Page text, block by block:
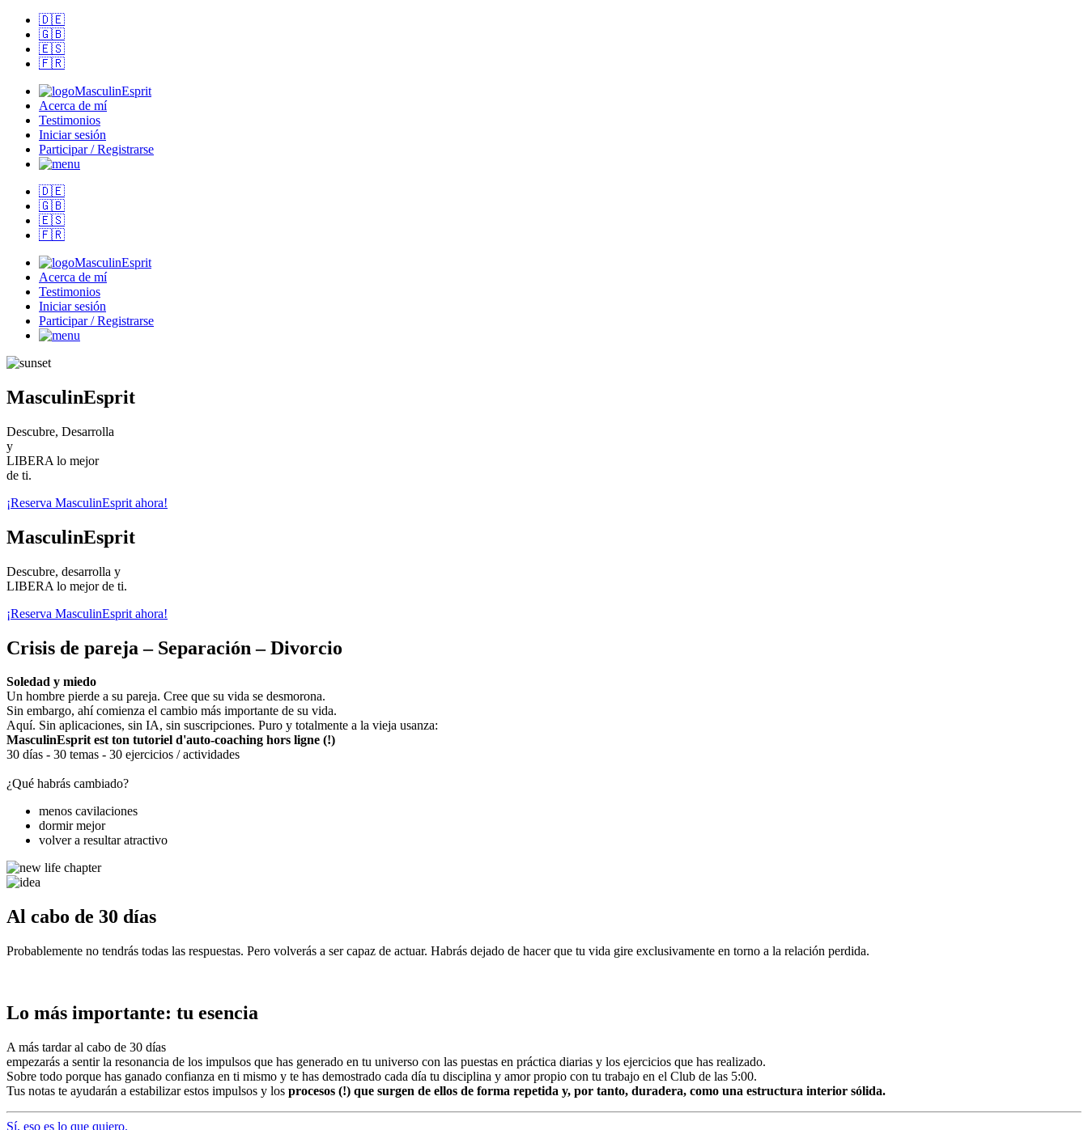
🇩🇪
🇬🇧
🇪🇸
🇫🇷
MasculinEsprit
Acerca de mí
Testimonios
Iniciar sesión
Participar / Registrarse
🇩🇪
🇬🇧
🇪🇸
🇫🇷
MasculinEsprit
Acerca de mí
Testimonios
Iniciar sesión
Participar / Registrarse
MasculinEsprit
Descubre, Desarrolla
y
LIBERA lo mejor
de ti.
¡Reserva MasculinEsprit ahora!
MasculinEsprit
Descubre, desarrolla y
LIBERA lo mejor de ti.
¡Reserva MasculinEsprit ahora!
Crisis de pareja – Separación – Divorcio
Soledad y miedo
Un hombre pierde a su pareja. Cree que su vida se desmorona.
Sin embargo, ahí comienza el cambio más importante de su vida.
Aquí. Sin aplicaciones, sin IA, sin suscripciones. Puro y totalmente a la vieja usanza:
MasculinEsprit est ton tutoriel d'auto-coaching hors ligne (!)
30 días - 30 temas - 30 ejercicios / actividades
¿Qué habrás cambiado?
menos cavilaciones
dormir mejor
volver a resultar atractivo
Al cabo de 30 días
Probablemente no tendrás todas las respuestas. Pero volverás a ser capaz de actuar. Habrás dejado de hacer que tu vida gire exclusivamente en torno a la relación perdida.
Lo más importante: tu esencia
A más tardar al cabo de 30 días
empezarás a sentir la resonancia de los impulsos que has generado en tu universo con las puestas en práctica diarias y los ejercicios que has realizado.
Sobre todo porque has ganado confianza en ti mismo y te has demostrado cada día tu disciplina y amor propio con tu trabajo en el Club de las 5:00.
Tus notas te ayudarán a estabilizar estos impulsos y los procesos (!) que surgen de ellos de forma repetida y, por tanto, duradera, como una estructura interior sólida.
Sí, eso es lo que quiero.